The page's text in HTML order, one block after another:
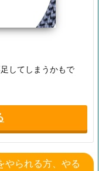
してしまうかもで
やられる方、やる